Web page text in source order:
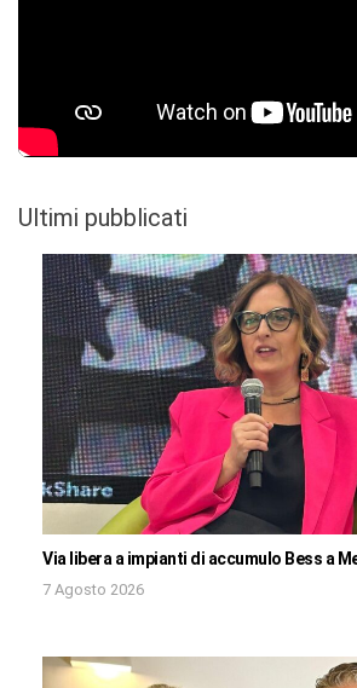
Ultimi pubblicati
Via libera a impianti di accumulo Bess a
7 Agosto 2026